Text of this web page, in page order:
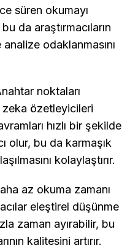
süren okumayı
da araştırmacıların
odaklanmasını
noktaları
özetleyicileri
hızlı bir şekilde
olur, bu da karmaşık
kolaylaştırır.
az okuma zamanı
eleştirel düşünme
zaman ayırabilir, bu
kalitesini artırır.